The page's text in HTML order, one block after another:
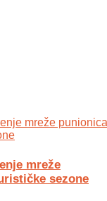
mreže
sezone